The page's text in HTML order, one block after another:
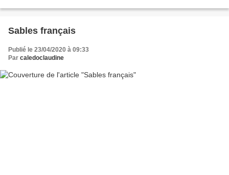
Sables français
Publié le 23/04/2020 à 09:33
Par caledoclaudine